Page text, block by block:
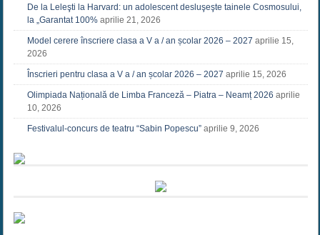
De la Leleşti la Harvard: un adolescent desluşeşte tainele Cosmosului,
la „Garantat 100% aprilie 21, 2026
Model cerere înscriere clasa a V a / an școlar 2026 – 2027 aprilie 15,
2026
Înscrieri pentru clasa a V a / an școlar 2026 – 2027 aprilie 15, 2026
Olimpiada Națională de Limba Franceză – Piatra – Neamț 2026 aprilie
10, 2026
Festivalul-concurs de teatru “Sabin Popescu” aprilie 9, 2026